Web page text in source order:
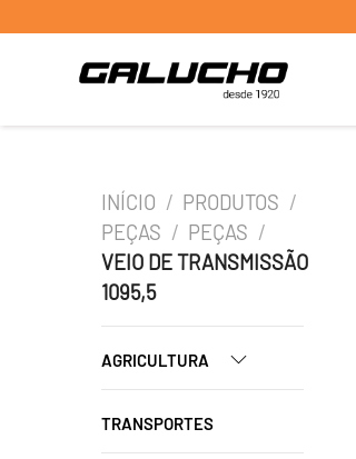
INÍCIO / PRODUTOS /
PEÇAS / PEÇAS /
VEIO DE TRANSMISSÃO
1095,5
AGRICULTURA
TRANSPORTES